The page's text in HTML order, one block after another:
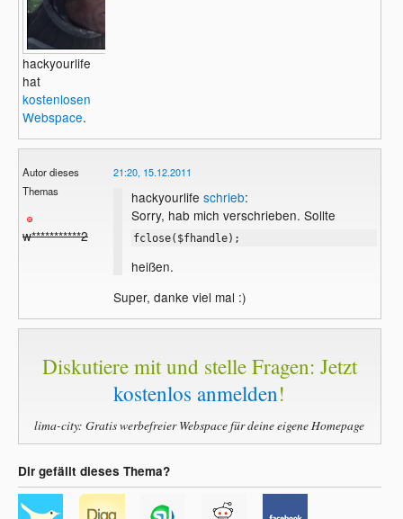
hackyourlife
hat
kostenlosen
Webspace.
Autor dieses
Themas
w***********2
21:20, 15.12.2011
hackyourlife schrieb:
Sorry, hab mich verschrieben. Sollte
fclose($fhandle);
heißen.
Super, danke viel mal :)
Diskutiere mit und stelle Fragen: Jetzt
kostenlos anmelden!
lima-city: Gratis werbefreier Webspace für deine eigene Homepage
Dir gefällt dieses Thema?